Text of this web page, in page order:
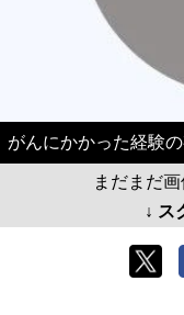
がんにかかった経験
まだまだ
↓ ス